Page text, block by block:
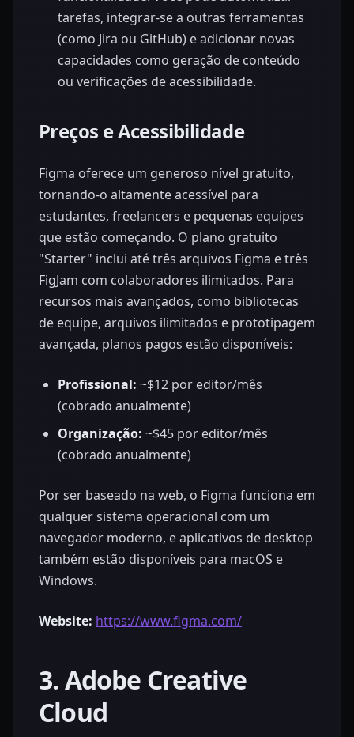
tarefas, integrar-se a outras ferramentas
(como Jira ou GitHub) e adicionar novas
capacidades como geração de conteúdo
ou verificações de acessibilidade.
Preços e Acessibilidade
Figma oferece um generoso nível gratuito,
tornando-o altamente acessível para
estudantes, freelancers e pequenas equipes
que estão começando. O plano gratuito
"Starter" inclui até três arquivos Figma e três
FigJam com colaboradores ilimitados. Para
recursos mais avançados, como bibliotecas
de equipe, arquivos ilimitados e prototipagem
avançada, planos pagos estão disponíveis:
Profissional: ~$12 por editor/mês
(cobrado anualmente)
Organização: ~$45 por editor/mês
(cobrado anualmente)
Por ser baseado na web, o Figma funciona em
qualquer sistema operacional com um
navegador moderno, e aplicativos de desktop
também estão disponíveis para macOS e
Windows.
Website: https://www.figma.com/
3. Adobe Creative
Cloud